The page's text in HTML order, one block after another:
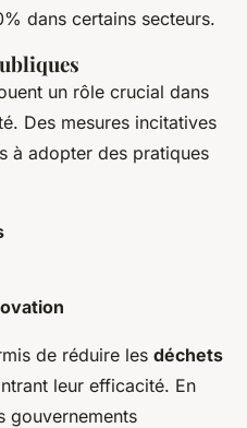
dans certains secteurs.
un rôle crucial dans
Des mesures incitatives
à adopter des pratiques
de réduire les déchets
leur efficacité. En
gouvernements